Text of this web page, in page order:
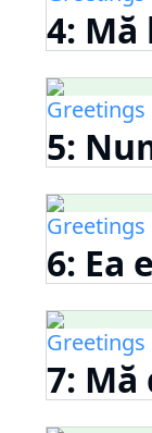
4: Mă
Greetings
5:
Greetings
6: Ea
Greetings
7: Mă